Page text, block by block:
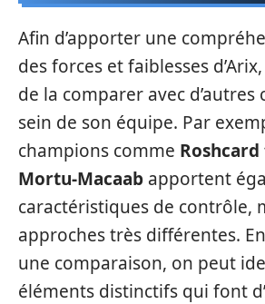
Afin d’apporter une
des forces et faiblesses
de la comparer avec d’autres
sein de son équipe. Par
champions comme
Mortu-Macaab apportent
caractéristiques de contrôle,
approches très différentes.
une comparaison, on peut
éléments distinctifs qui font